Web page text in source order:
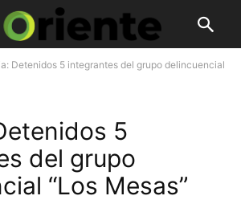
Detenidos 5 integrantes del grupo delincuencial
5
del grupo
“Los Mesas”